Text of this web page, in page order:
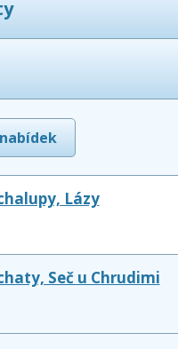
Lázy
Seč u Chrudimi